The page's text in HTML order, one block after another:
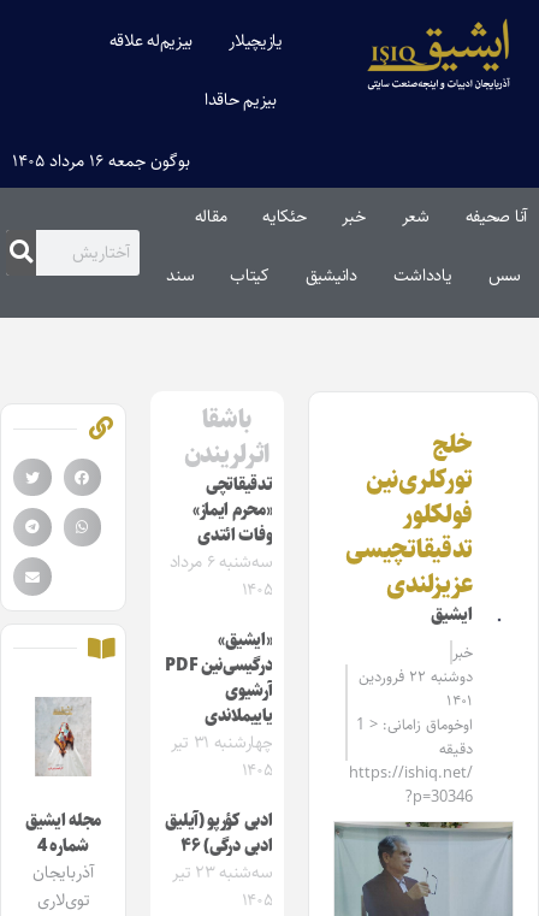
یازیچیلار بیزیم‌له علاقه
بیزیم حاقدا
بوگون جمعه ۱۶ مرداد ۱۴۰۵
آنا صحیفه شعر خبر حئکایه مقاله‌
سس یادداشت دانیشیق کیتاب سند
خلج
تورکلری‌نین
فولکلور
تدقیقاتچیسی
عزیزلندی
ایشیق
خبر
دوشنبه ۲۲ فروردین
۱۴۰۱
اوخوماق زامانی: < 1
دقیقه
https://ishiq.net/
?p=30346
باشقا
اثرلریندن
تدقیقاتچی
«محرم ایماز»
وفات ائتدی
سه‌شنبه ۶ مرداد
۱۴۰۵
«ایشیق»
درگیسی‌نین PDF
آرشیوی
یاییملاندی
چهارشنبه ۳۱ تیر
۱۴۰۵
ادبی کؤرپو (آیلیق
ادبی درگی) ۴۶
سه‌شنبه ۲۳ تیر
۱۴۰۵
مجله ایشیق
شماره 4
آذربایجان
توی‌لاری